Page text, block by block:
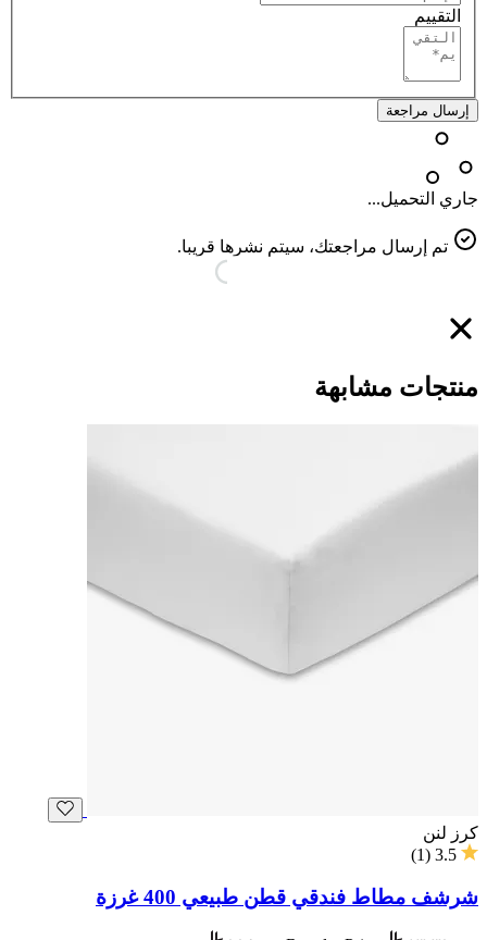
التقييم
إرسال مراجعة
جاري التحميل...
تم إرسال مراجعتك، سيتم نشرها قريبا.
منتجات مشابهة
كرز لنن
3.5
(
1
)
شرشف مطاط فندقي قطن طبيعي 400 غرزة